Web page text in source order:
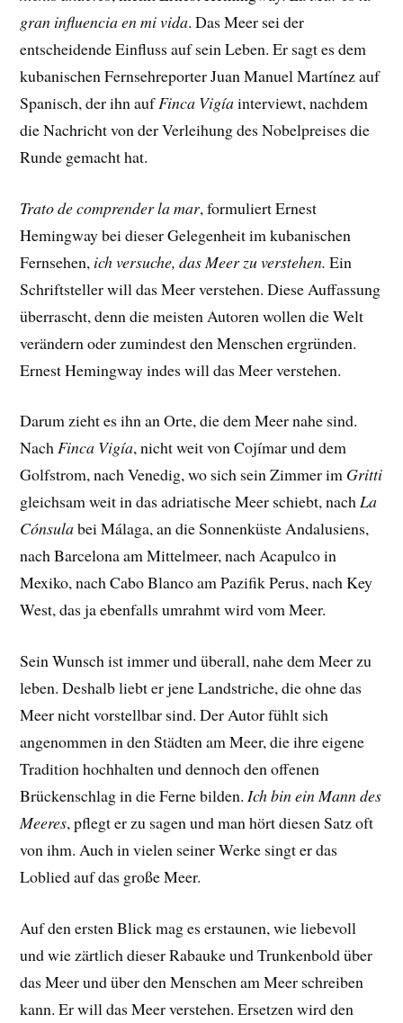
gran influencia en mi vida. Das Meer sei der
entscheidende Einfluss auf sein Leben. Er sagt es dem
kubanischen Fernsehreporter Juan Manuel Martínez auf
Spanisch, der ihn aufFinca Vigíainterviewt, nachdem
die Nachricht von der Verleihung des Nobelpreises die
Runde gemacht hat.
Trato de comprender la mar, formuliert Ernest
Hemingway bei dieser Gelegenheit im kubanischen
Fernsehen, ich versuche, das Meer zu verstehen.Ein
Schriftsteller will das Meer verstehen. Diese Auffassung
überrascht, denn die meisten Autoren wollen die Welt
verändern oder zumindest den Menschen ergründen.
Ernest Hemingway indes will das Meer verstehen.
Darum zieht es ihn an Orte, die dem Meer nahe sind.
NachFinca Vigía, nicht weit von Cojímar und dem
Golfstrom, nach Venedig, wo sich sein Zimmer im Gritti
gleichsam weit in das adriatische Meer schiebt, nachLa
Cónsulabei Málaga, an die Sonnenküste Andalusiens,
nach Barcelona am Mittelmeer, nach Acapulco in
Mexiko, nach Cabo Blanco am Pazifik Perus, nach Key
West, das ja ebenfalls umrahmt wird vom Meer.
Sein Wunsch ist immer und überall, nahe dem Meer zu
leben. Deshalb liebt er jene Landstriche, die ohne das
Meer nicht vorstellbar sind. Der Autor fühlt sich
angenommen in den Städten am Meer, die ihre eigene
Tradition hochhalten und dennoch den offenen
Brückenschlag in die Ferne bilden.Ich bin ein Mann des
Meeres, pflegt er zu sagen und man hört diesen Satz oft
von ihm. Auch in vielen seiner Werke singt er das
Loblied auf das große Meer.
Auf den ersten Blick mag es erstaunen, wie liebevoll
und wie zärtlich dieser Rabauke und Trunkenbold über
das Meer und über den Menschen am Meer schreiben
kann. Er will das Meer verstehen. Ersetzen wird den